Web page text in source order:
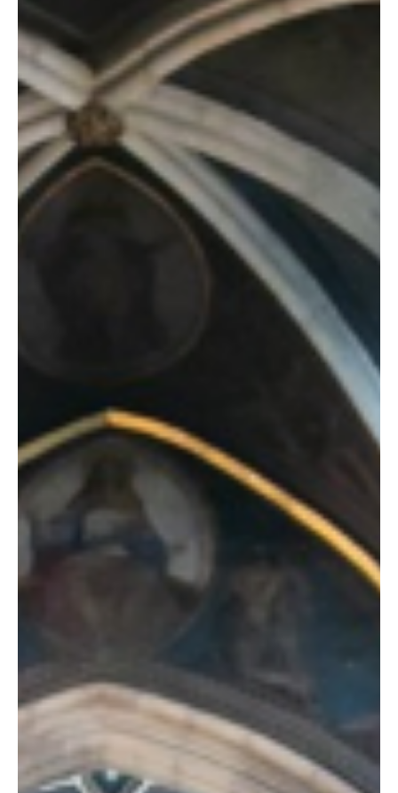
del racismo en una Misa especial
El obispo auxiliar de Denver, Jorge Rodríguez, celebró la Misa anual
por la Sanación y la Reconciliación, patrocinada por el Comité
Arquidiocesano para la Igualdad Racial y la Justicia. (Foto de Ryan
Brady) Por Ryan Brady Católicos de toda la arquidiócesis se
reunieron el domingo en la parroquia Curé d’Ars, en Denver, para
una Misa dedicada a la sanación y a la reconciliación del racismo.
Organizada por el Comité Arquidiocesano para la Igualdad y la
Justicia Racial (ACREJ, po